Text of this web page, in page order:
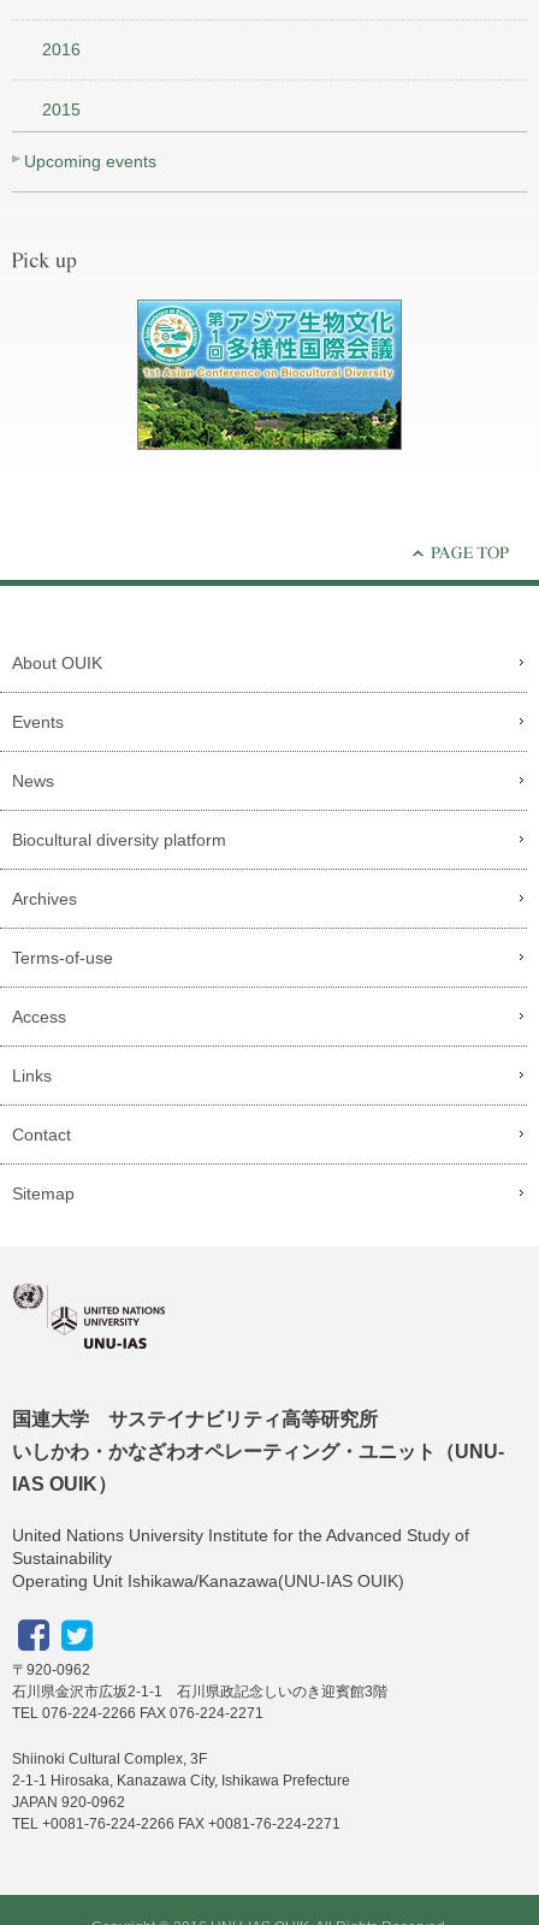
2016
2015
Upcoming events
About OUIK
Events
News
Biocultural diversity platform
Archives
Terms-of-use
Access
Links
Contact
Sitemap
国連大学 サステイナビリティ高等研究所
いしかわ・かなざわオペレーティング・ユニット（UNU-
IAS OUIK）
United Nations University Institute for the Advanced Study of
Sustainability
Operating Unit Ishikawa/Kanazawa(UNU-IAS OUIK)
〒920-0962
石川県金沢市広坂2-1-1 石川県政記念しいのき迎賓館3階
TEL 076-224-2266 FAX 076-224-2271
Shiinoki Cultural Complex, 3F
2-1-1 Hirosaka, Kanazawa City, Ishikawa Prefecture
JAPAN 920-0962
TEL +0081-76-224-2266 FAX +0081-76-224-2271